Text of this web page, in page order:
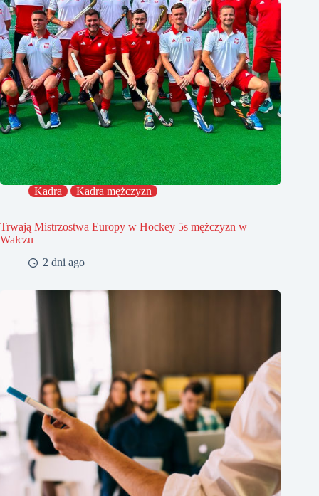
Kadra Kadra mężczyzn
Trwają Mistrzostwa Europy w Hockey 5s mężczyzn w
Wałczu
2 dni ago